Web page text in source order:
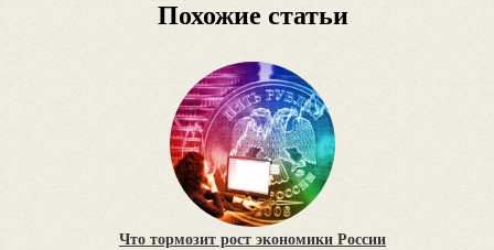
Похожие статьи
Что тормозит рост экономики России